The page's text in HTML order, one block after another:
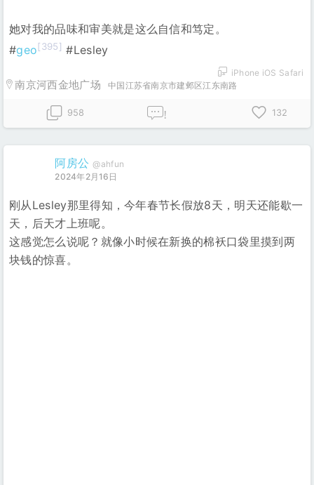
她对我的品味和审美就是这么自信和笃定。
#geo[395] #Lesley
iPhone iOS Safari
南京河西金地广场 中国江苏省南京市建邺区江东南路
958 ! 132
阿房公 @ahfun
2024年2月16日
刚从Lesley那里得知，今年春节长假放8天，明天还能歇一
天，后天才上班呢。
这感觉怎么说呢？就像小时候在新换的棉袄口袋里摸到两
块钱的惊喜。